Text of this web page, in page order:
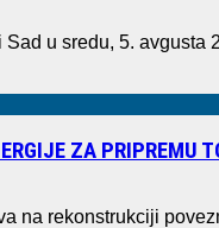
u sredu, 5.
ZA PRIPREMU
na rekonstrukciji